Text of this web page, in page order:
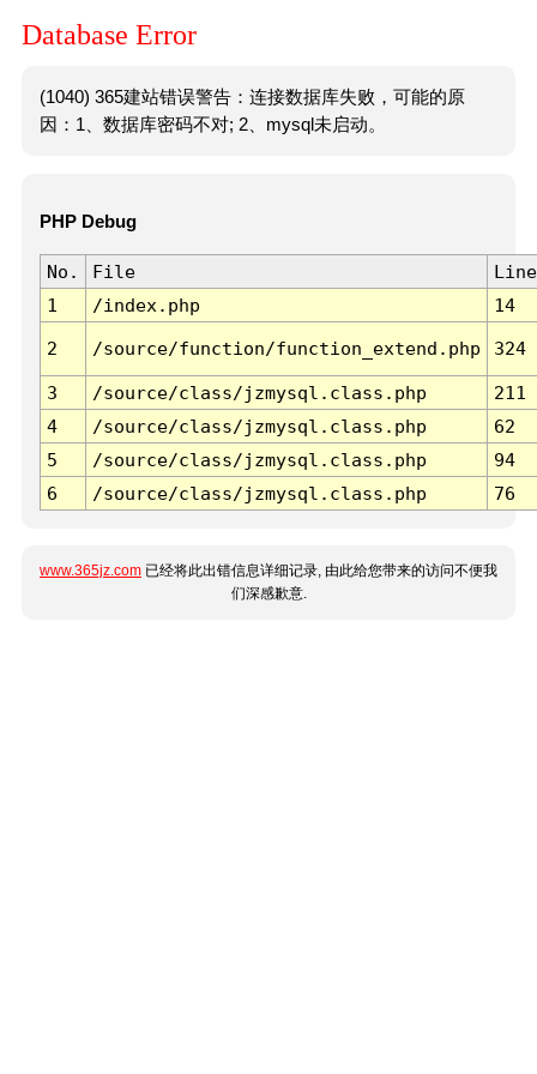
Database Error
(1040) 365建站错误警告：连接数据库失败，可能的原
因：1、数据库密码不对; 2、mysql未启动。
PHP Debug
No. File
Line
1
/index.php 14
2 /source/function/function_extend.php 324
3 /source/class/jzmysql.class.php
211
4
/source/class/jzmysql.class.php
62
5
/source/class/jzmysql.class.php
94
6
/source/class/jzmysql.class.php 76
www.365jz.com 已经将此出错信息详细记录, 由此给您带来的访问不便我
们深感歉意.